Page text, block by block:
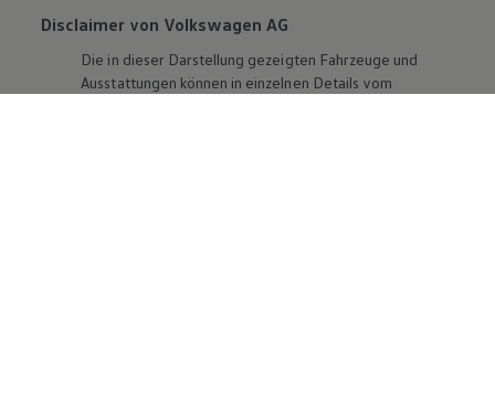
Disclaimer von Volkswagen AG
Die in dieser Darstellung gezeigten Fahrzeuge und
Ausstattungen können in einzelnen Details vom